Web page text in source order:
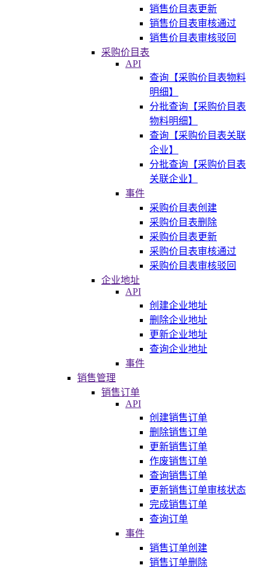
销售价目表更新
销售价目表审核通过
销售价目表审核驳回
采购价目表
API
查询【采购价目表物料
明细】
分批查询【采购价目表
物料明细】
查询【采购价目表关联
企业】
分批查询【采购价目表
关联企业】
事件
采购价目表创建
采购价目表删除
采购价目表更新
采购价目表审核通过
采购价目表审核驳回
企业地址
API
创建企业地址
删除企业地址
更新企业地址
查询企业地址
事件
销售管理
销售订单
API
创建销售订单
删除销售订单
更新销售订单
作废销售订单
查询销售订单
更新销售订单审核状态
完成销售订单
查询订单
事件
销售订单创建
销售订单删除